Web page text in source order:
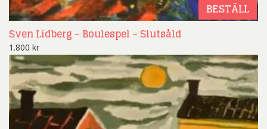
BESTÄLL
Sven Lidberg – Boulespel – Slutsåld
1.800 kr